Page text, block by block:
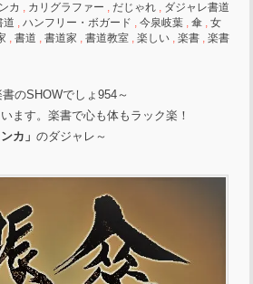
カ , カリグラファー , だじゃれ , ダジャレ書道
道 ,ハンフリー・ボガード ,今泉岐葉 ,傘 ,女
,書道 ,書道家 ,書道教室 ,楽しい ,楽書 ,楽書
のSHOWでしょ954～
ます。楽書で心も体もラック楽！
カ」のダジャレ～